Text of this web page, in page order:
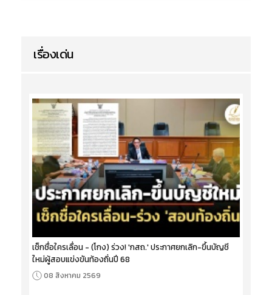
เรื่องเด่น
เช็กชื่อใครเลื่อน - (โกง) ร่วง! 'กสถ.' ประกาศยกเลิก-ขึ้นบัญชี
ใหม่ผู้สอบแข่งขันท้องถิ่นปี 68
08 สิงหาคม 2569